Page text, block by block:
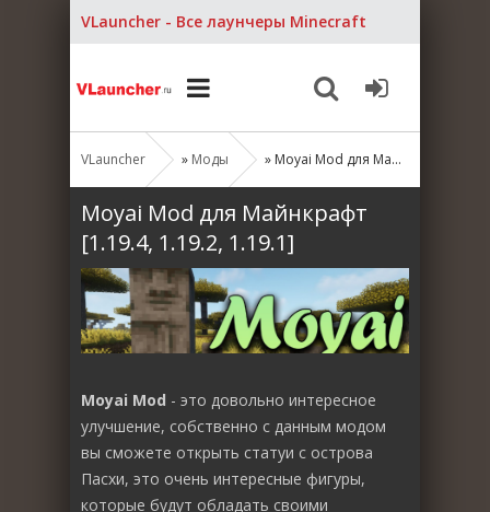
VLauncher - Все лаунчеры Minecraft
VLauncher » Моды » Moyai Mod для Майнкрафт [1.19.4, 1.19.2, 1.19.1]
Moyai Mod для Майнкрафт
[1.19.4, 1.19.2, 1.19.1]
Moyai Mod - это довольно интересное
улучшение, собственно с данным модом
вы сможете открыть статуи с острова
Пасхи, это очень интересные фигуры,
которые будут обладать своими